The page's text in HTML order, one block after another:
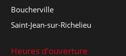
Boucherville
Saint-Jean-sur-Richelieu
Heures d'ouverture